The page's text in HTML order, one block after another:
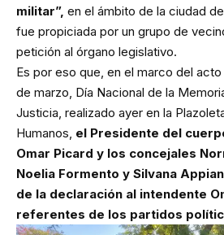
militar”, en el ámbito de la ciudad
fue propiciada por un grupo de
petición al órgano legislativo.
Es por eso que, en el marco del
de marzo, Día Nacional de la
Justicia, realizado ayer en la
Humanos, el Presidente del
Omar Picard y los concejales
Noelia Formento y Silvana
de la declaración al intendente
referentes de los partidos